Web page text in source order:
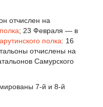
отчислен на
полка; 23 Февраля — в
полка: 16
отчислены на
Самурского
7-й и 8-й